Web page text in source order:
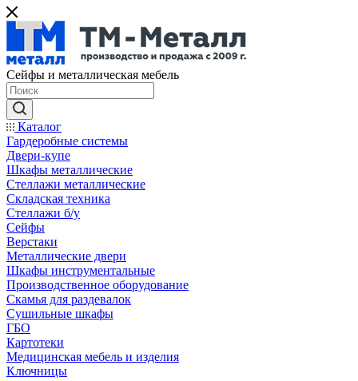
Сейфы и металлическая мебель
Каталог
Гардеробные системы
Двери-купе
Шкафы металлические
Стеллажи металлические
Складская техника
Стеллажи б/у
Сейфы
Верстаки
Металлические двери
Шкафы инструментальные
Производственное оборудование
Скамья для раздевалок
Сушильные шкафы
ГБО
Картотеки
Медицинская мебель и изделия
Ключницы